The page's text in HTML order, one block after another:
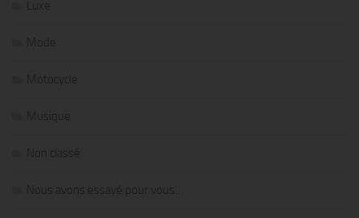
Luxe
Mode
Motocycle
Musique
Non classé
Nous avons essayé pour vous…